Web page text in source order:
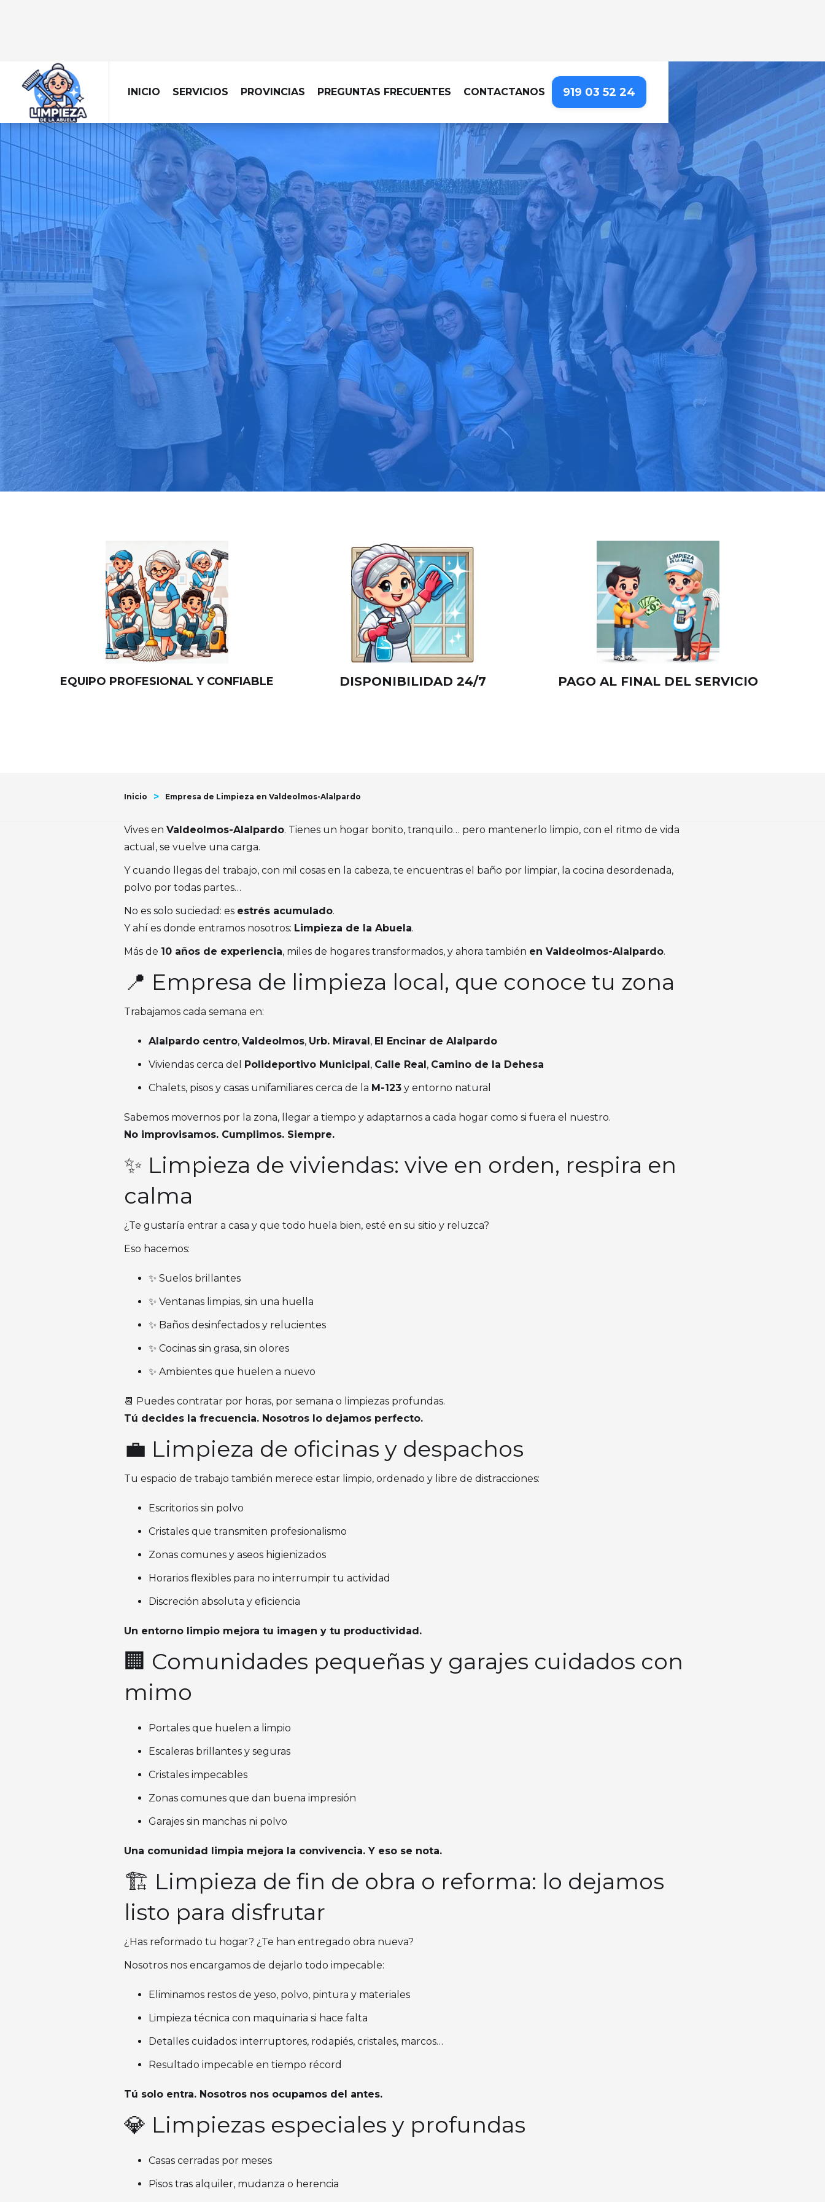
INICIO SERVICIOS PROVINCIAS PREGUNTAS FRECUENTES CONTACTANOS 919 03 52 24
EMPRESA DE LIMPIEZA EN VALDEOLMOS-ALALPARDO
Llevamos la limpieza profesional hasta tu puerta, para que puedas
centrarte en lo que realmente importa
Pide tu presupuesto gratis
Llama hoy: 919 03 52 24
Más de 1000 clientes confían en nosotros ⭐⭐⭐⭐⭐
EQUIPO PROFESIONAL Y CONFIABLE DISPONIBILIDAD 24/7 PAGO AL FINAL DEL SERVICIO
Inicio > Empresa de Limpieza en Valdeolmos-Alalpardo
Vives en Valdeolmos-Alalpardo. Tienes un hogar bonito, tranquilo… pero mantenerlo limpio, con el ritmo de vida
actual, se vuelve una carga.
Y cuando llegas del trabajo, con mil cosas en la cabeza, te encuentras el baño por limpiar, la cocina desordenada,
polvo por todas partes…
No es solo suciedad: es estrés acumulado.
Y ahí es donde entramos nosotros: Limpieza de la Abuela.
Más de 10 años de experiencia, miles de hogares transformados, y ahora también en Valdeolmos-Alalpardo.
📍 Empresa de limpieza local, que conoce tu zona
Trabajamos cada semana en:
Alalpardo centro, Valdeolmos, Urb. Miraval, El Encinar de Alalpardo
Viviendas cerca del Polideportivo Municipal, Calle Real, Camino de la Dehesa
Chalets, pisos y casas unifamiliares cerca de la M-123 y entorno natural
Sabemos movernos por la zona, llegar a tiempo y adaptarnos a cada hogar como si fuera el nuestro.
No improvisamos. Cumplimos. Siempre.
✨ Limpieza de viviendas: vive en orden, respira en
calma
¿Te gustaría entrar a casa y que todo huela bien, esté en su sitio y reluzca?
Eso hacemos:
✨ Suelos brillantes
✨ Ventanas limpias, sin una huella
✨ Baños desinfectados y relucientes
✨ Cocinas sin grasa, sin olores
✨ Ambientes que huelen a nuevo
📆 Puedes contratar por horas, por semana o limpiezas profundas.
Tú decides la frecuencia. Nosotros lo dejamos perfecto.
💼 Limpieza de oficinas y despachos
Tu espacio de trabajo también merece estar limpio, ordenado y libre de distracciones:
Escritorios sin polvo
Cristales que transmiten profesionalismo
Zonas comunes y aseos higienizados
Horarios flexibles para no interrumpir tu actividad
Discreción absoluta y eficiencia
Un entorno limpio mejora tu imagen y tu productividad.
🏢 Comunidades pequeñas y garajes cuidados con
mimo
Portales que huelen a limpio
Escaleras brillantes y seguras
Cristales impecables
Zonas comunes que dan buena impresión
Garajes sin manchas ni polvo
Una comunidad limpia mejora la convivencia. Y eso se nota.
🏗️ Limpieza de fin de obra o reforma: lo dejamos
listo para disfrutar
¿Has reformado tu hogar? ¿Te han entregado obra nueva?
Nosotros nos encargamos de dejarlo todo impecable:
Eliminamos restos de yeso, polvo, pintura y materiales
Limpieza técnica con maquinaria si hace falta
Detalles cuidados: interruptores, rodapiés, cristales, marcos…
Resultado impecable en tiempo récord
Tú solo entra. Nosotros nos ocupamos del antes.
💎 Limpiezas especiales y profundas
Casas cerradas por meses
Pisos tras alquiler, mudanza o herencia